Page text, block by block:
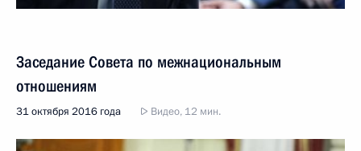
Заседание Совета по межнациональным
отношениям
31 октября 2016 года Видео, 12 мин.